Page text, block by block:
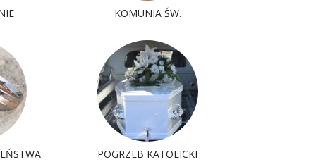
KOMUNIA ŚW.
POGRZEB KATOLICKI